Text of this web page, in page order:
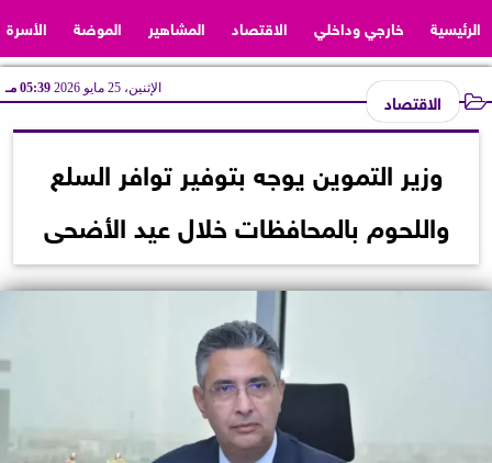
الرئيسية خارجي وداخلي الاقتصاد المشاهير الموضة الأسرة
الاقتصاد الإثنين، 25 مايو 2026 05:39 مـ
وزير التموين يوجه بتوفير توافر السلع
واللحوم بالمحافظات خلال عيد الأضحى